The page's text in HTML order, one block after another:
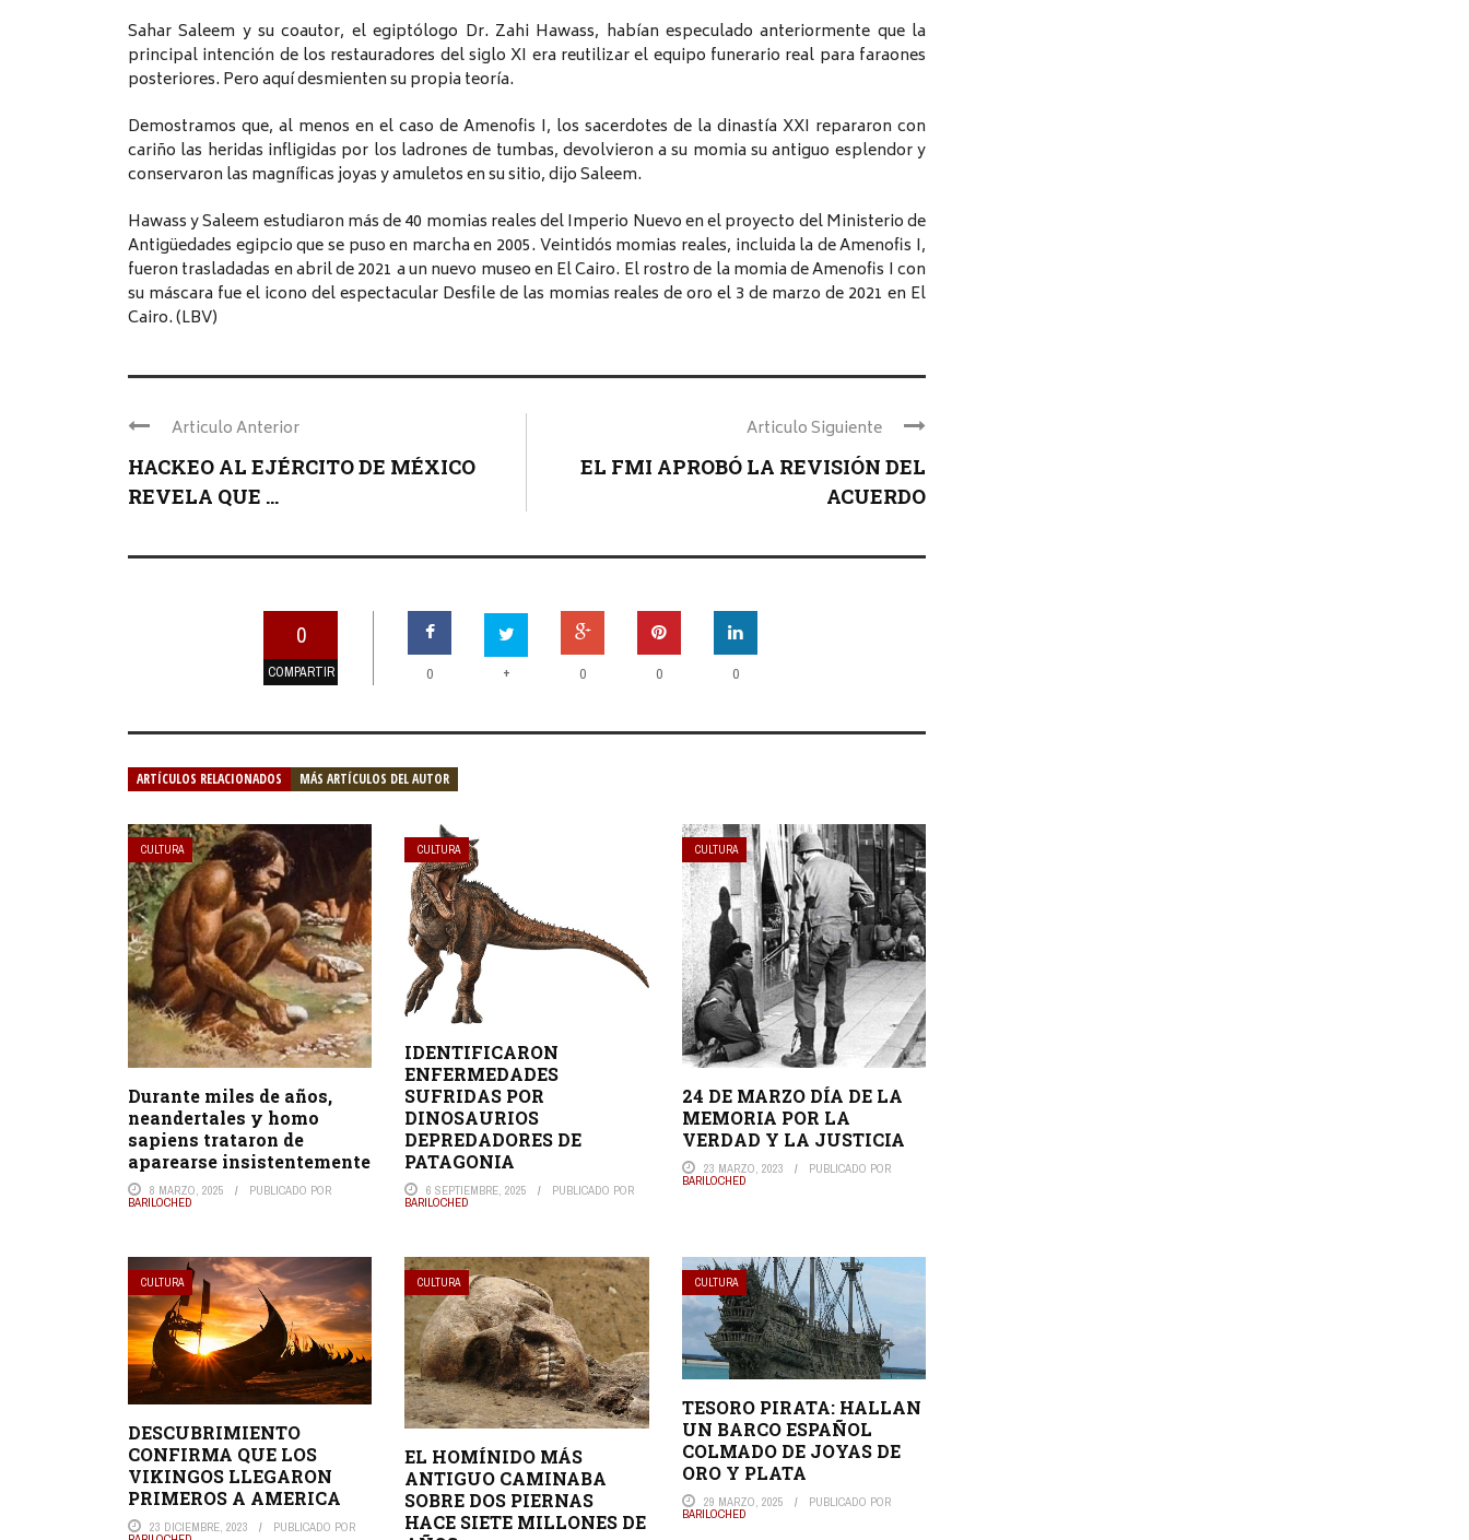
Sahar Saleem y su coautor, el egiptólogo Dr. Zahi Hawass, habían especulado anteriormente que la
principal intención de los restauradores del siglo XI era reutilizar el equipo funerario real para faraones
posteriores. Pero aquí desmienten su propia teoría.
Demostramos que, al menos en el caso de Amenofis I, los sacerdotes de la dinastía XXI repararon con
cariño las heridas infligidas por los ladrones de tumbas, devolvieron a su momia su antiguo esplendor y
conservaron las magníficas joyas y amuletos en su sitio, dijo Saleem.
Hawass y Saleem estudiaron más de 40 momias reales del Imperio Nuevo en el proyecto del Ministerio de
Antigüedades egipcio que se puso en marcha en 2005. Veintidós momias reales, incluida la de Amenofis I,
fueron trasladadas en abril de 2021 a un nuevo museo en El Cairo. El rostro de la momia de Amenofis I con
su máscara fue el icono del espectacular Desfile de las momias reales de oro el 3 de marzo de 2021 en El
Cairo. (LBV)
Articulo Anterior
HACKEO AL EJÉRCITO DE MÉXICO
REVELA QUE ...
Articulo Siguiente
EL FMI APROBÓ LA REVISIÓN DEL
ACUERDO
0
COMPARTIR 0 + 0 0 0
ARTÍCULOS RELACIONADOS MÁS ARTÍCULOS DEL AUTOR
CULTURA
Durante miles de años,
neandertales y homo
sapiens trataron de
aparearse insistentemente
8 MARZO, 2025 PUBLICADO POR
BARILOCHED
CULTURA
IDENTIFICARON
ENFERMEDADES
SUFRIDAS POR
DINOSAURIOS
DEPREDADORES DE
PATAGONIA
6 SEPTIEMBRE, 2025 PUBLICADO POR
BARILOCHED
CULTURA
24 DE MARZO DÍA DE LA
MEMORIA POR LA
VERDAD Y LA JUSTICIA
23 MARZO, 2023 PUBLICADO POR
BARILOCHED
CULTURA
DESCUBRIMIENTO
CONFIRMA QUE LOS
VIKINGOS LLEGARON
PRIMEROS A AMERICA
23 DICIEMBRE, 2023 PUBLICADO POR
CULTURA
EL HOMÍNIDO MÁS
ANTIGUO CAMINABA
SOBRE DOS PIERNAS
HACE SIETE MILLONES DE
CULTURA
TESORO PIRATA: HALLAN
UN BARCO ESPAÑOL
COLMADO DE JOYAS DE
ORO Y PLATA
29 MARZO, 2025 PUBLICADO POR
BARILOCHED